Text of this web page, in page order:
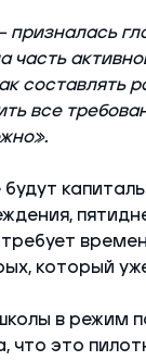
призналась
часть
составлять
все
который
в режим
что это